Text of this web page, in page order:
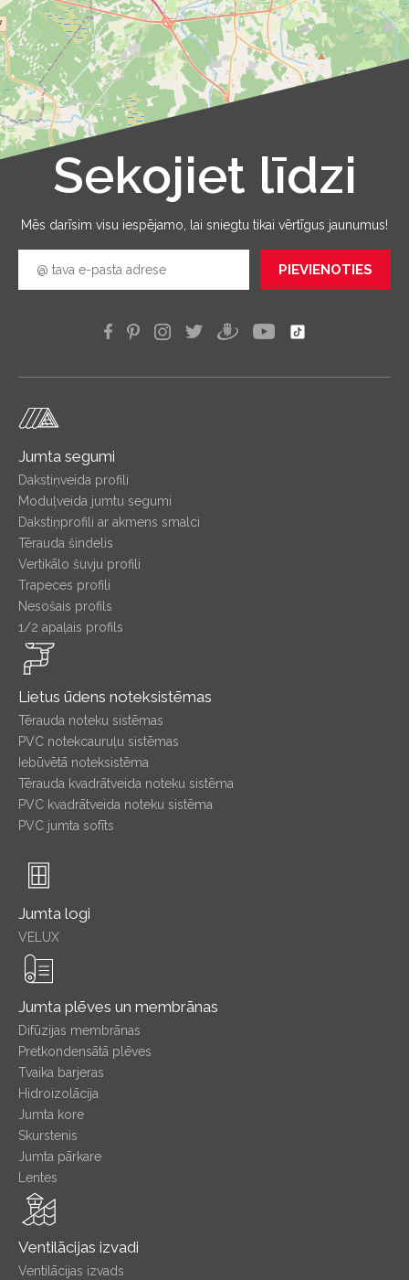
Sekojiet līdzi
Mēs darīsim visu iespējamo, lai sniegtu tikai vērtīgus jaunumus!
PIEVIENOTIES
Jumta segumi
Dakstiņveida profili
Moduļveida jumtu segumi
Dakstiņprofili ar akmens smalci
Tērauda šindelis
Vertikālo šuvju profili
Trapeces profili
Nesošais profils
1/2 apaļais profils
Lietus ūdens noteksistēmas
Tērauda noteku sistēmas
PVC notekcauruļu sistēmas
Iebūvētā noteksistēma
Tērauda kvadrātveida noteku sistēma
PVC kvadrātveida noteku sistēma
PVC jumta sofīts
Jumta logi
VELUX
Jumta plēves un membrānas
Difūzijas membrānas
Pretkondensātā plēves
Tvaika barjeras
Hidroizolācija
Jumta kore
Skurstenis
Jumta pārkare
Lentes
Ventilācijas izvadi
Ventilācijas izvads